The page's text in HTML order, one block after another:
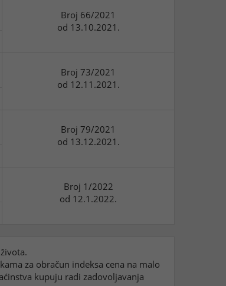
Broj 66/2021
od 13.10.2021.
Broj 73/2021
od 12.11.2021.
Broj 79/2021
od 13.12.2021.
Broj 1/2022
od 12.1.2022.
za obračun indeksa cena na malo
kupuju radi zadovoljavanja